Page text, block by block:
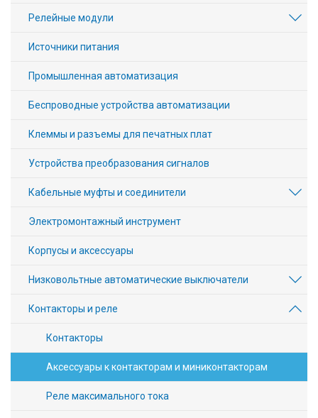
Релейные модули
Источники питания
Промышленная автоматизация
Беспроводные устройства автоматизации
Клеммы и разъемы для печатных плат
Устройства преобразования сигналов
Кабельные муфты и соединители
Электромонтажный инструмент
Корпусы и аксессуары
Низковольтные автоматические выключатели
Контакторы и реле
Контакторы
Аксессуары к контакторам и миниконтакторам
Реле максимального тока